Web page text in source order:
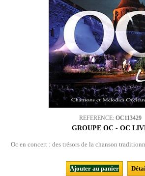
REFERENCE: OC113429
GROUPE OC - OC
Oc en concert : des trésors de la chanson
Ajouter au panier